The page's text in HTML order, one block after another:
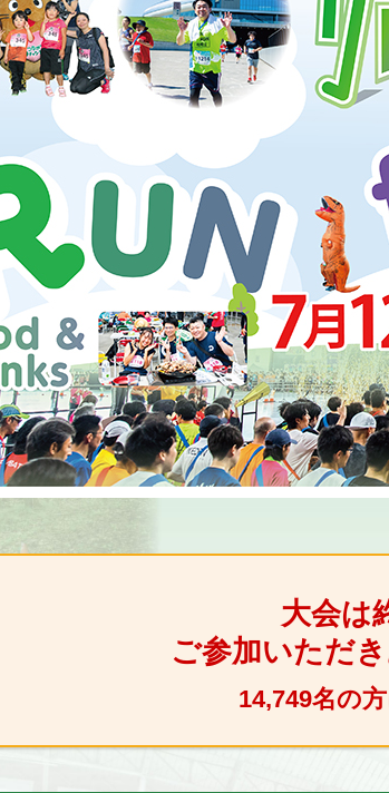
大会は
ご参加いただ
14,749名の